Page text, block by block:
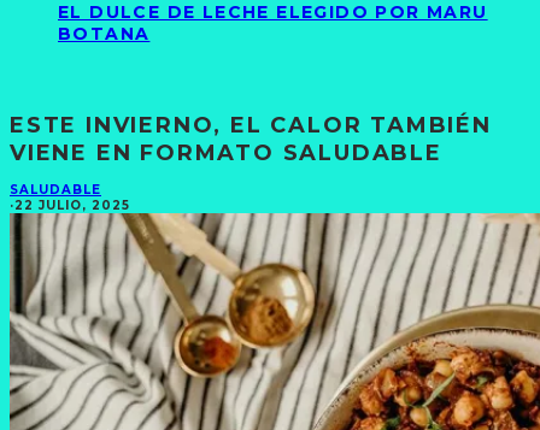
EL DULCE DE LECHE ELEGIDO POR MARU
BOTANA
ESTE INVIERNO, EL CALOR TAMBIÉN
VIENE EN FORMATO SALUDABLE
SALUDABLE
·22 JULIO, 2025